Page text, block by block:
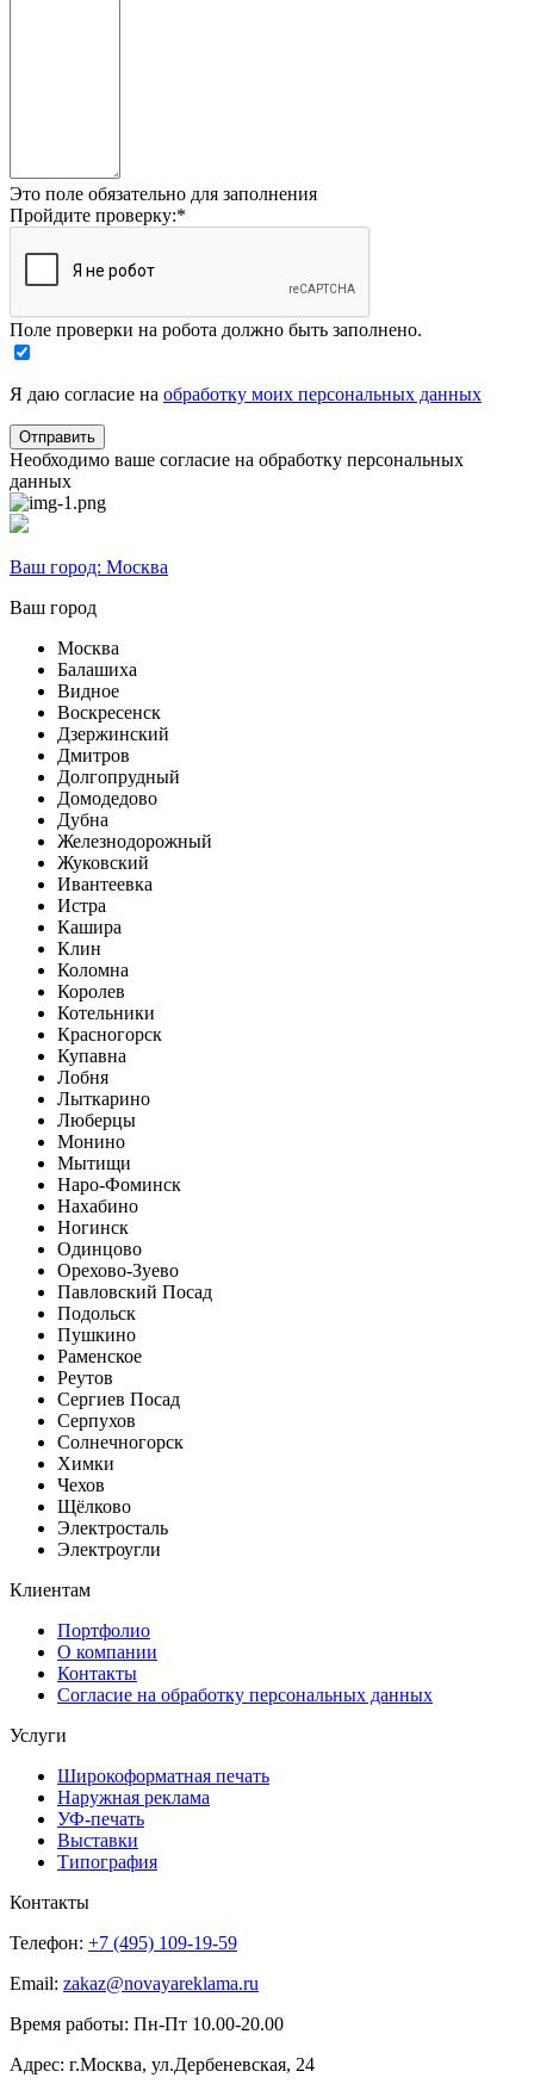
Это поле обязательно для заполнения
Пройдите проверку:*
Поле проверки на робота должно быть заполнено.
Я даю согласие на обработку моих персональных данных
Необходимо ваше согласие на обработку персональных
данных
Ваш город: Москва
Ваш город
Москва
Балашиха
Видное
Воскресенск
Дзержинский
Дмитров
Долгопрудный
Домодедово
Дубна
Железнодорожный
Жуковский
Ивантеевка
Истра
Кашира
Клин
Коломна
Королев
Котельники
Красногорск
Купавна
Лобня
Лыткарино
Люберцы
Монино
Мытищи
Наро-Фоминск
Нахабино
Ногинск
Одинцово
Орехово-Зуево
Павловский Посад
Подольск
Пушкино
Раменское
Реутов
Сергиев Посад
Серпухов
Солнечногорск
Химки
Чехов
Щёлково
Электросталь
Электроугли
Клиентам
Портфолио
О компании
Контакты
Согласие на обработку персональных данных
Услуги
Широкоформатная печать
Наружная реклама
УФ-печать
Выставки
Типография
Контакты
Телефон: +7 (495) 109-19-59
Email: zakaz@novayareklama.ru
Время работы: Пн-Пт 10.00-20.00
Адрес: г.Москва, ул.Дербеневская, 24